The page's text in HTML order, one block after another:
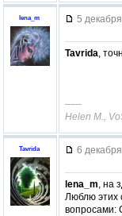
lena_m
5
Tavrida,
–––
Helen M.,
Tavrida
6
lena_m, на
Люблю этих
вопросами: